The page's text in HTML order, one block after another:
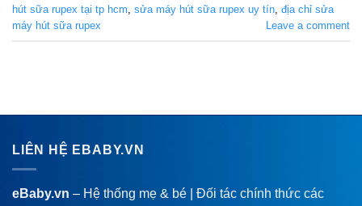
hút sữa rupex tại tp hcm sửa máy hút sữa rupex uy tín địa chỉ sửa
máy hút sữa rupex
Leave a comment
LIÊN HỆ EBABY.VN
eBaby.vn – Hệ thống mẹ & bé | Đối tác chính thức các